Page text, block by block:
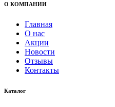
О КОМПАНИИ
Главная
О нас
Акции
Новости
Отзывы
Контакты
Каталог